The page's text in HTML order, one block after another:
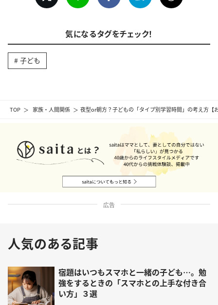
TOP 家族・人間関係 夜型or朝方？子どもの「タイプ別学習時間」の考え方【
気になるタグをチェック！
子ども
広告
人気のある記事
宿題はいつもスマホと一緒の子ども…。勉
強をするときの「スマホとの上手な付き合
い方」３選